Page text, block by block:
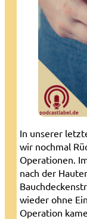
In unserer
wir nochmal
Operationen.
nach der
wieder ohne
Operation